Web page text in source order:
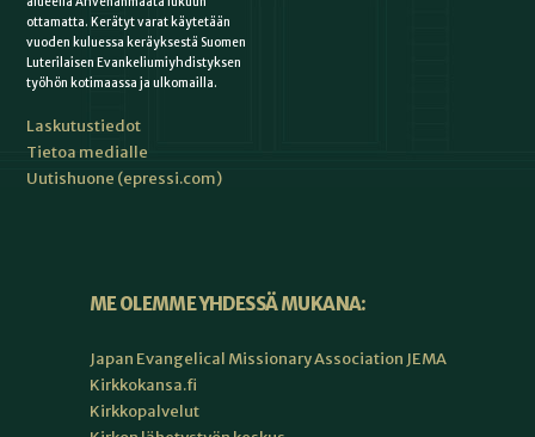
ottamatta. Kerätyt varat käytetään
vuoden kuluessa keräyksestä Suomen
Luterilaisen Evankeliumiyhdistyksen
työhön kotimaassa ja ulkomailla.
Laskutustiedot
Tietoa medialle
Uutishuone (epressi.com)
ME OLEMME YHDESSÄ MUKANA:
Japan Evangelical Missionary Association JEMA
Kirkkokansa.fi
Kirkkopalvelut